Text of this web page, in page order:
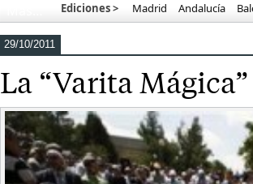
Ediciones > Madrid Andalucía
29/10/2011
La “Varita